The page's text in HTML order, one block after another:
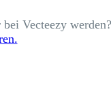
Vecteezy werden?